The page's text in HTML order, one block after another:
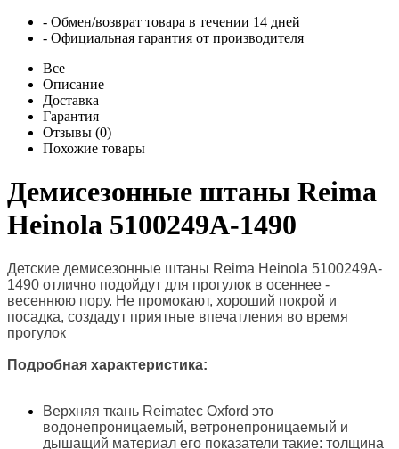
- Обмен/возврат товара в течении 14 дней
- Официальная гарантия от производителя
Все
Описание
Доставка
Гарантия
Отзывы (0)
Похожие товары
Демисезонные штаны Reima
Heinola 5100249A-1490
Детские демисезонные штаны Reima Heinola 5100249A-
1490 отлично подойдут для прогулок в осеннее -
весеннюю пору. Не промокают, хороший покрой и
посадка, создадут приятные впечатления во время
прогулок
Подробная характеристика:
Верхняя ткань Reimatec Oxford это
водонепроницаемый, ветронепроницаемый и
дышащий материал его показатели такие: толщина